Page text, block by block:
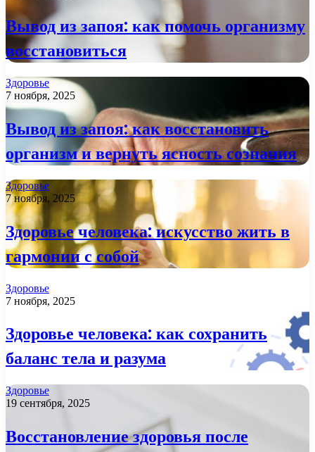
Вывод из запоя: как помочь организму
восстановиться
Здоровье
7 ноября, 2025
Вывод из запоя: как восстановить
организм и вернуть ясность сознания
Здоровье
7 ноября, 2025
Здоровье человека: искусство жить в
гармонии с собой
Здоровье
7 ноября, 2025
Здоровье человека: как сохранить
баланс тела и разума
Здоровье
19 сентября, 2025
Восстановление здоровья после